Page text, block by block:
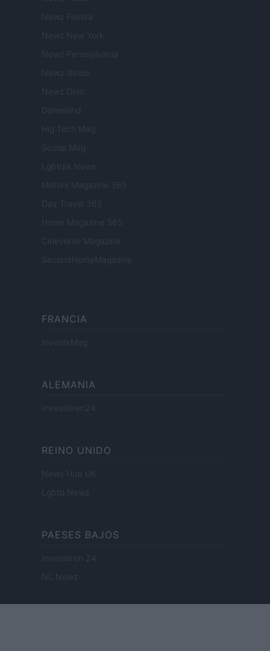
Newz Florida
Newz New York
Newz Pennsylvania
Newz Illinois
Newz Ohio
Gameland
Hig Tech Mag
Scoop Mag
Lgbtqia News
Motors Magazine 365
Day Travel 365
Home Magazine 365
Cineverse Magazine
SecondHomeMagazine
FRANCIA
InvestirMag
ALEMANIA
Investieren24
REINO UNIDO
News Hub UK
Lgbtq News
PAESES BAJOS
Investeren 24
NL Newz